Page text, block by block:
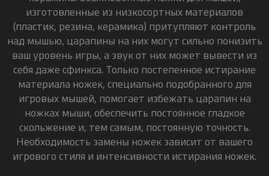
изготовленные из низкосортных материалов
(пластик, резина, керамика) притупляют контроль
над мышью, царапины на них могут сильно понизить
ваш уровень игры, а звук от них может вывести из
себя даже сфинкса. Только постепенное истирание
материала ножек, специально подобранного для
игровых мышей, помогает избежать царапин на
ножках мыши, обеспечить постоянное гладкое
скольжение и, тем самым, постоянную точность.
Необходимость замены ножек зависит от вашего
игрового стиля и интенсивности истирания ножек.